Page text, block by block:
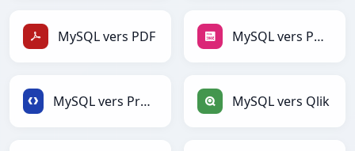
MySQL vers PDF MySQL vers PNG
MySQL vers Protobuf MySQL vers Qlik